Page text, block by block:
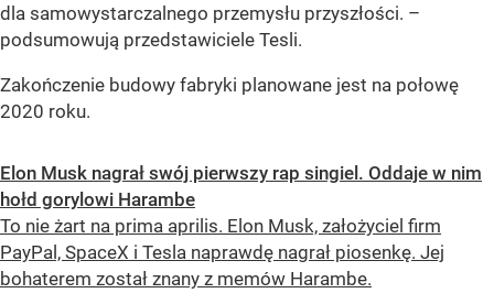
dla samowystarczalnego przemysłu przyszłości. –
podsumowują przedstawiciele Tesli.
Zakończenie budowy fabryki planowane jest na połowę
2020 roku.
Elon Musk nagrał swój pierwszy rap singiel. Oddaje w nim
hołd gorylowi Harambe
To nie żart na prima aprilis. Elon Musk, założyciel firm
PayPal, SpaceX i Tesla naprawdę nagrał piosenkę. Jej
bohaterem został znany z memów Harambe.